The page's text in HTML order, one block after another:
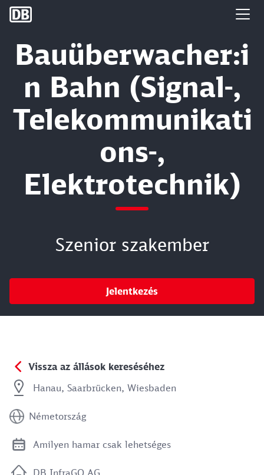
DB Group
Bauüberwacher:i
n Bahn (Signal-,
Telekommunikati
ons-,
Elektrotechnik)
Szenior szakember
Jelentkezés
Vissza az állások kereséséhez
Hanau, Saarbrücken, Wiesbaden
Németország
Amilyen hamar csak lehetséges
DB InfraGO AG